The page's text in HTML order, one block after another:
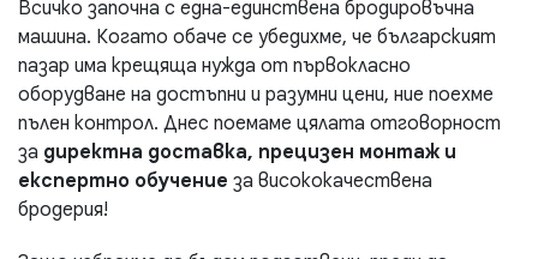
Всичко започна с една-единствена бродировъчна
машина. Когато обаче се убедихме, че българският
пазар има крещяща нужда от първокласно
оборудване на достъпни и разумни цени, ние поехме
пълен контрол. Днес поемаме цялата отговорност
за директна доставка, прецизен монтаж и
експертно обучение за висококачествена
бродерия!